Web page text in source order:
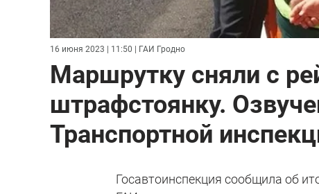
16 июня 2023 | 11:50 | ГАИ Гродно
Маршрутку сняли с
штрафстоянку.
Транспортной
Госавтоинспекция сообщила об